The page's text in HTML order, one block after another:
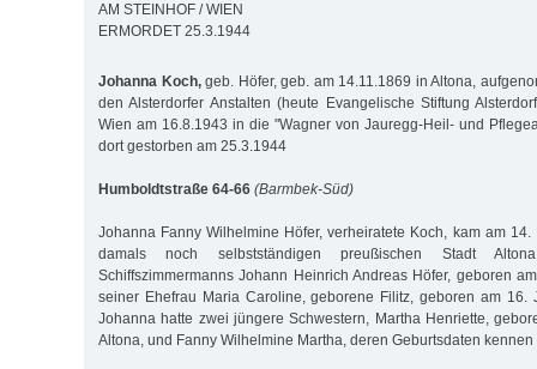
AM STEINHOF / WIEN
ERMORDET 25.3.1944
Johanna Koch,geb. Höfer, geb. am 14.11.1869 in Altona,
den Alsterdorfer Anstalten (heute Evangelische Stiftung
Wien am 16.8.1943 in die "Wagner von Jauregg-Heil- und
dort gestorben am 25.3.1944
Humboldtstraße 64-66 (Barmbek-Süd)
Johanna Fanny Wilhelmine Höfer, verheiratete Koch, kam am
damals noch selbstständigen preußischen Stadt
Schiffszimmermanns Johann Heinrich Andreas Höfer, geboren
seiner Ehefrau Maria Caroline, geborene Filitz, geboren am 16.
Johanna hatte zwei jüngere Schwestern, Martha Henriette,
Altona, und Fanny Wilhelmine Martha, deren Geburtsdaten kennen